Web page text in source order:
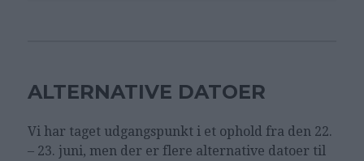
ALTERNATIVE DATOER
Vi har taget udgangspunkt i et ophold fra den 22.
– 23. juni, men der er flere alternative datoer til